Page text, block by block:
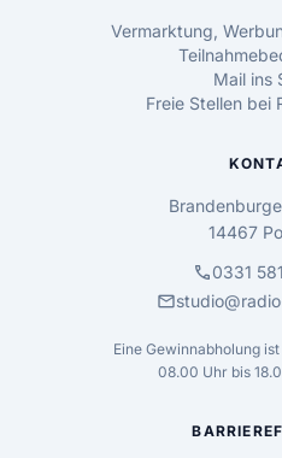
Vermarktung,
Mail ins
Freie Stellen bei
14467
call0331
mail
Eine Gewinnabholung
08.00 Uhr bis